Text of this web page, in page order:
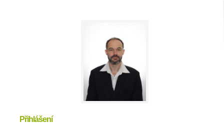
Přihlášení